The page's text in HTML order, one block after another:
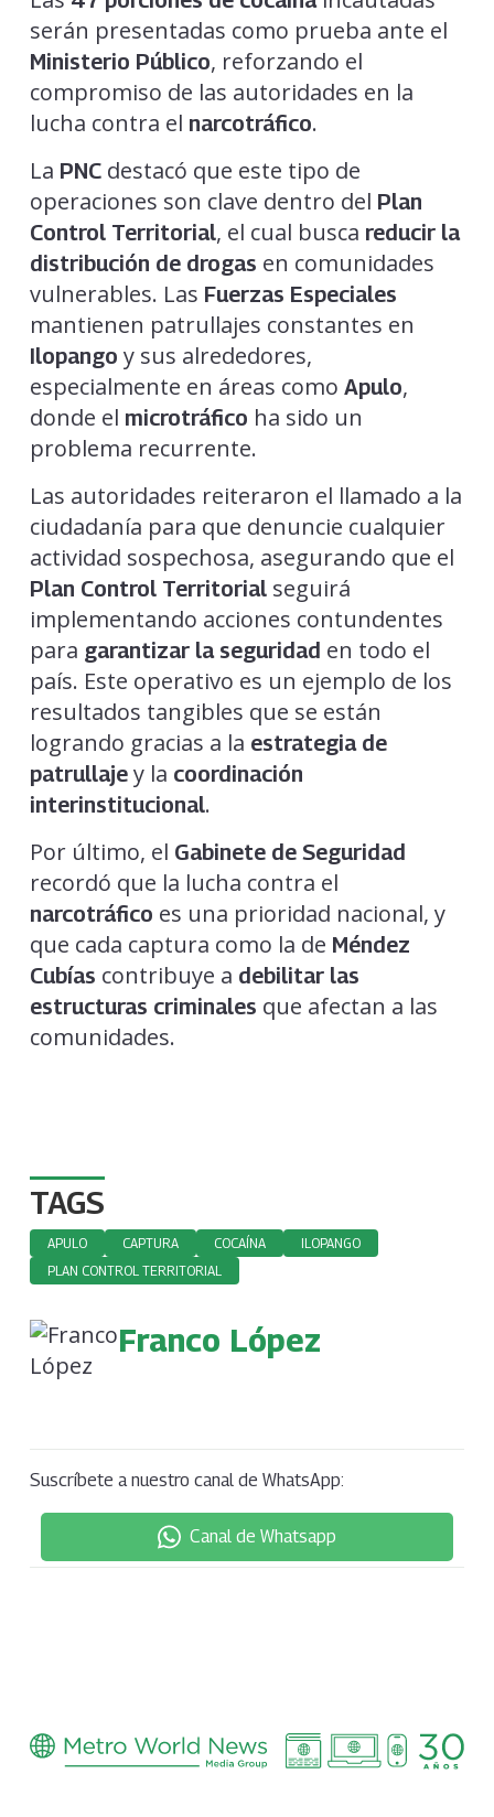
serán presentadas como prueba ante el
Ministerio Público, reforzando el
compromiso de las autoridades en la
lucha contra el narcotráfico.
La PNCdestacó que este tipo de
operaciones son clave dentro del Plan
Control Territorial, el cual busca reducir la
distribución de drogas en comunidades
vulnerables. Las Fuerzas Especiales
mantienen patrullajes constantes en
Ilopango y sus alrededores,
especialmente en áreas como Apulo,
donde el microtráfico ha sido un
problema recurrente.
Las autoridades reiteraron el llamado a la
ciudadanía para que denuncie cualquier
actividad sospechosa, asegurando que el
Plan Control Territorialseguirá
implementando acciones contundentes
para garantizar la seguridad en todo el
país. Este operativo es un ejemplo de los
resultados tangibles que se están
logrando gracias a la estrategia de
patrullajey la coordinación
interinstitucional.
Por último, el Gabinete de Seguridad
recordó que la lucha contra el
narcotráfico es una prioridad nacional, y
que cada captura como la de Méndez
Cubías contribuye a debilitar las
estructuras criminales que afectan a las
comunidades.
TAGS
APULO CAPTURA COCAÍNA
ILOPANGO
PLAN CONTROL TERRITORIAL
Franco López
Suscríbete a nuestro canal de WhatsApp:
Canal de Whatsapp